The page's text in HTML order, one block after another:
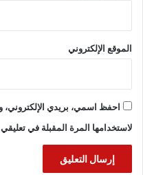
الموقع الإلكتروني
احفظ اسمي، بريدي الإلكتروني،
لاستخدامها المرة المقبلة في